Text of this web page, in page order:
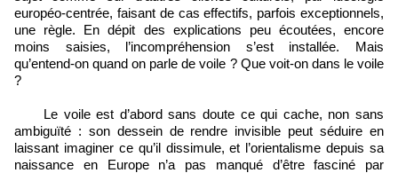
européo-centrée, faisant de cas effectifs, parfois exceptionnels,
une règle. En dépit des explications peu écoutées, encore
moins saisies, l’incompréhension s’est installée. Mais
qu’entend-on quand on parle de voile ? Que voit-on dans le voile
?
Le voile est d’abord sans doute ce qui cache, non sans
ambiguïté : son dessein de rendre invisible peut séduire en
laissant imaginer ce qu’il dissimule, et l’orientalisme depuis sa
naissance en Europe n’a pas manqué d’être fasciné par